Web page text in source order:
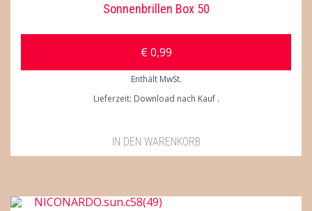
Sonnenbrillen Box 50
€0,99
Enthält MwSt.
Lieferzeit: Download nach Kauf
IN DEN WARENKORB